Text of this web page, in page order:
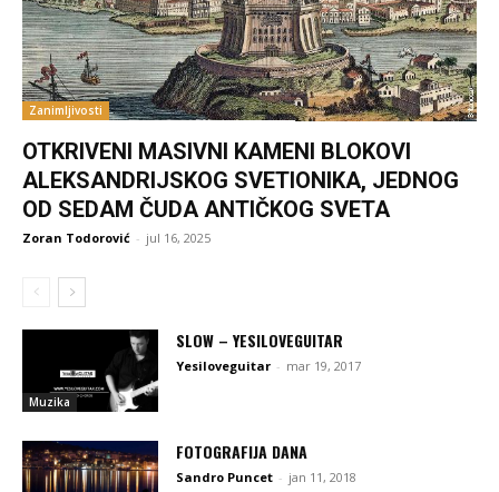
Zanimljivosti
OTKRIVENI MASIVNI KAMENI BLOKOVI
ALEKSANDRIJSKOG SVETIONIKA, JEDNOG
OD SEDAM ČUDA ANTIČKOG SVETA
Zoran Todorović - jul 16, 2025
Muzika
SLOW – YESILOVEGUITAR
Yesiloveguitar - mar 19, 2017
FOTOGRAFIJA DANA
Sandro Puncet - jan 11, 2018